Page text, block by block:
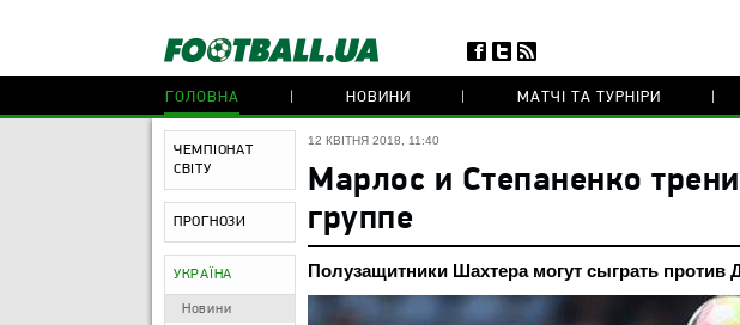
ГОЛОВНА НОВИНИ МАТЧІ ТА ТУРНІРИ
ЧЕМПІОНАТ
СВІТУ
ПРОГНОЗИ
УКРАЇНА
Новини
12 КВІТНЯ 2018, 11:40
Марлос и Степаненко
группе
Полузащитники Шахтера могут сыграть против